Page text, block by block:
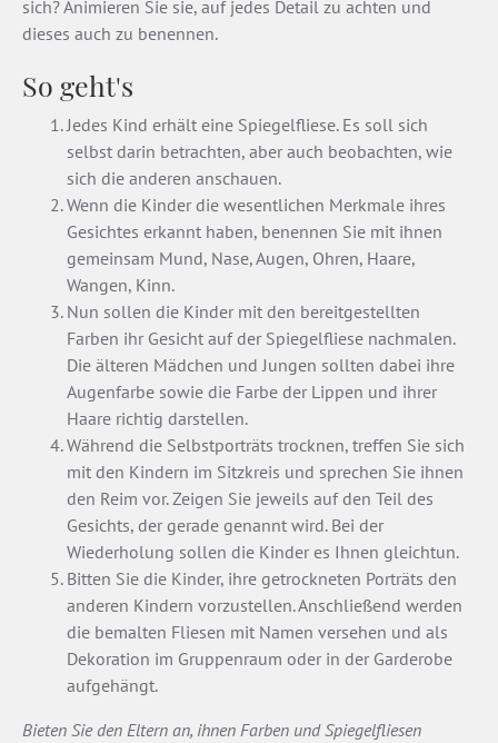
sich? Animieren Sie sie, auf jedes Detail zu achten und
dieses auch zu benennen.
So geht's
Jedes Kind erhält eine Spiegelfliese. Es soll sich
selbst darin betrachten, aber auch beobachten, wie
sich die anderen anschauen.
Wenn die Kinder die wesentlichen Merkmale ihres
Gesichtes erkannt haben, benennen Sie mit ihnen
gemeinsam Mund, Nase, Augen, Ohren, Haare,
Wangen, Kinn.
Nun sollen die Kinder mit den bereitgestellten
Farben ihr Gesicht auf der Spiegelfliese nachmalen.
Die älteren Mädchen und Jungen sollten dabei ihre
Augenfarbe sowie die Farbe der Lippen und ihrer
Haare richtig darstellen.
Während die Selbstporträts trocknen, treffen Sie sich
mit den Kindern im Sitzkreis und sprechen Sie ihnen
den Reim vor. Zeigen Sie jeweils auf den Teil des
Gesichts, der gerade genannt wird. Bei der
Wiederholung sollen die Kinder es Ihnen gleichtun.
Bitten Sie die Kinder, ihre getrockneten Porträts den
anderen Kindern vorzustellen. Anschließend werden
die bemalten Fliesen mit Namen versehen und als
Dekoration im Gruppenraum oder in der Garderobe
aufgehängt.
Bieten Sie den Eltern an, ihnen Farben und Spiegelfliesen